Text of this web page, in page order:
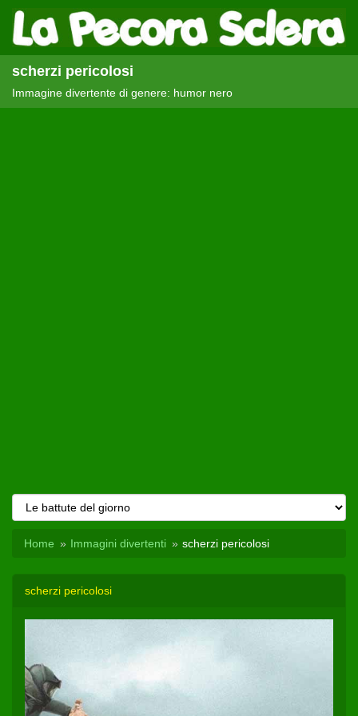
scherzi pericolosi
Immagine divertente di genere: humor nero
Home Immagini divertenti scherzi pericolosi
scherzi pericolosi